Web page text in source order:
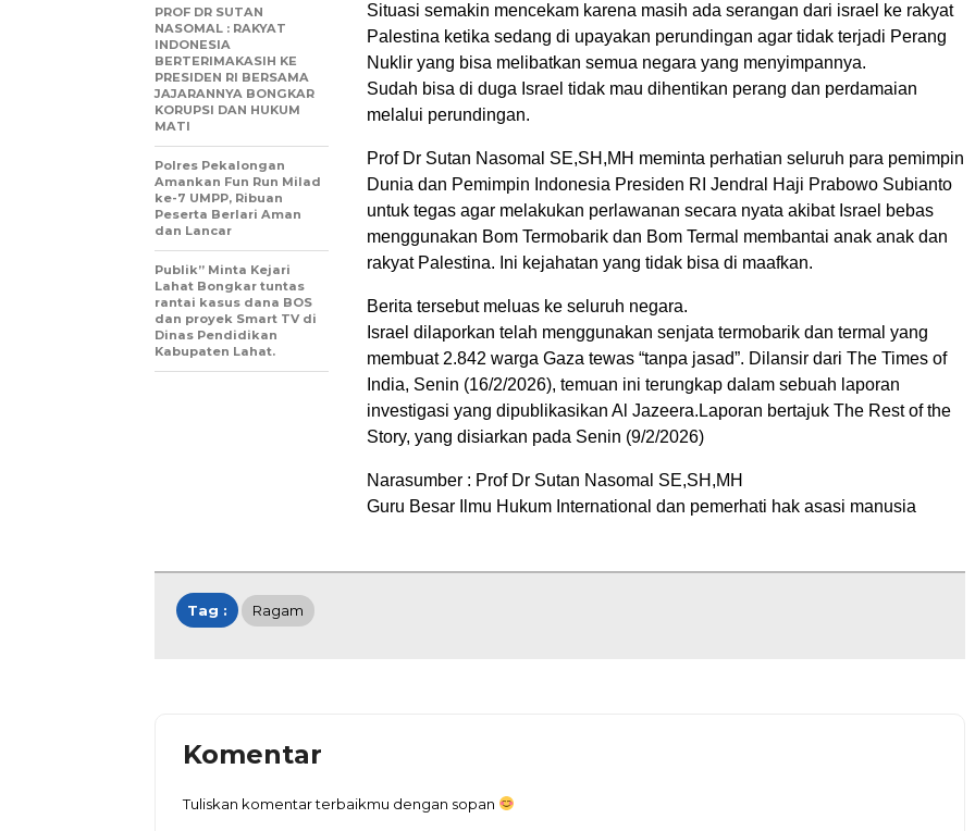
Situasi semakin mencekam karena masih ada serangan dari israel ke rakyat
Palestina ketika sedang di upayakan perundingan agar tidak terjadi Perang
Nuklir yang bisa melibatkan semua negara yang menyimpannya.
Sudah bisa di duga Israel tidak mau dihentikan perang dan perdamaian
melalui perundingan.
Prof Dr Sutan Nasomal SE,SH,MH meminta perhatian seluruh para pemimpin
Dunia dan Pemimpin Indonesia Presiden RI Jendral Haji Prabowo Subianto
untuk tegas agar melakukan perlawanan secara nyata akibat Israel bebas
menggunakan Bom Termobarik dan Bom Termal membantai anak anak dan
rakyat Palestina. Ini kejahatan yang tidak bisa di maafkan.
Berita tersebut meluas ke seluruh negara.
Israel dilaporkan telah menggunakan senjata termobarik dan termal yang
membuat 2.842 warga Gaza tewas “tanpa jasad”. Dilansir dari The Times of
India, Senin (16/2/2026), temuan ini terungkap dalam sebuah laporan
investigasi yang dipublikasikan Al Jazeera.Laporan bertajuk The Rest of the
Story, yang disiarkan pada Senin (9/2/2026)
Narasumber : Prof Dr Sutan Nasomal SE,SH,MH
Guru Besar Ilmu Hukum International dan pemerhati hak asasi manusia
PROF DR SUTAN
NASOMAL : RAKYAT
INDONESIA
BERTERIMAKASIH KE
PRESIDEN RI BERSAMA
JAJARANNYA BONGKAR
KORUPSI DAN HUKUM
MATI
Polres Pekalongan
Amankan Fun Run Milad
ke-7 UMPP, Ribuan
Peserta Berlari Aman
dan Lancar
Publik” Minta Kejari
Lahat Bongkar tuntas
rantai kasus dana BOS
dan proyek Smart TV di
Dinas Pendidikan
Kabupaten Lahat.
Tag : Ragam
Komentar
Tuliskan komentar terbaikmu dengan sopan